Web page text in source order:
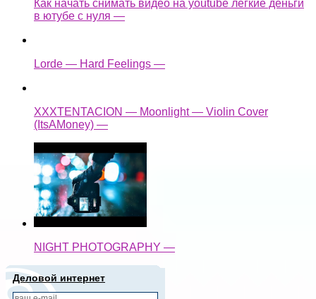
Как начать снимать видео на youtube легкие деньги
в ютубе с нуля —
Lorde — Hard Feelings —
XXXTENTACION — Moonlight — Violin Cover
(ItsAMoney) —
NIGHT PHOTOGRAPHY —
Деловой интернет